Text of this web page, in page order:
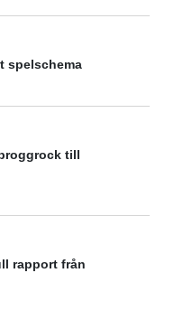
spelschema
till
rapport från